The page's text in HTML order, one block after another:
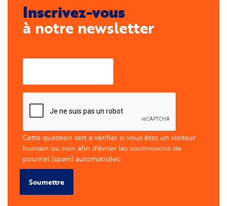
Inscrivez-vous
à notre newsletter
Cette question sert à vérifier si vous êtes un visiteur
humain ou non afin d'éviter les soumissions de
pourriel (spam) automatisées.
Soumettre